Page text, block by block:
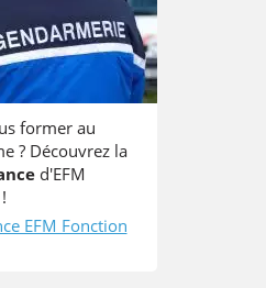
former au
? Découvrez la
d'EFM
EFM Fonction